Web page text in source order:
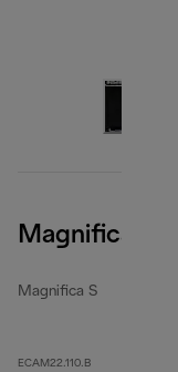
Magnifica S,
Magnifica S
ECAM22.110.B